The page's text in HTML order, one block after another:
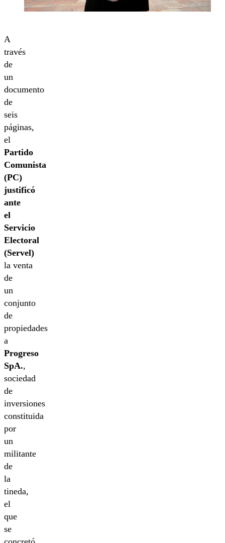
A
través
de
un
documento
de
seis
páginas,
el
Partido
Comunista
(PC)
justificó
ante
el
Servicio
Electoral
(Servel)
la venta
de
un
conjunto
de
propiedades
a
Progreso
SpA.,
sociedad
de
inversiones
constituida
por
un
militante
de
la
tineda,
el
que
se